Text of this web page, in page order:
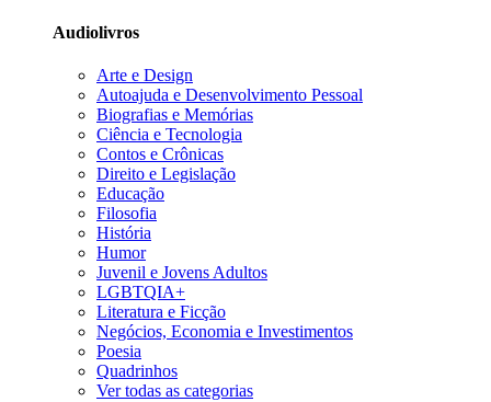
Audiolivros
Arte e Design
Autoajuda e Desenvolvimento Pessoal
Biografias e Memórias
Ciência e Tecnologia
Contos e Crônicas
Direito e Legislação
Educação
Filosofia
História
Humor
Juvenil e Jovens Adultos
LGBTQIA+
Literatura e Ficção
Negócios, Economia e Investimentos
Poesia
Quadrinhos
Ver todas as categorias